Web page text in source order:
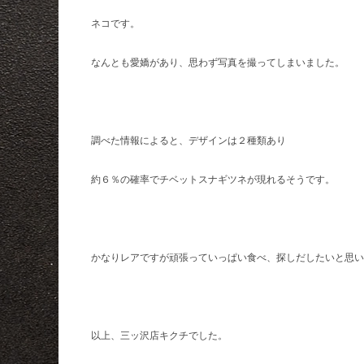
ネコです。
なんとも愛嬌があり、思わず写真を撮ってしまいました。
調べた情報によると、デザインは２種類あり
約６％の確率でチベットスナギツネが現れるそうです。
かなりレアですが頑張っていっぱい食べ、探しだしたいと思
以上、三ッ沢店キクチでした。